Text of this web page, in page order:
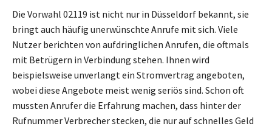
Die Vorwahl 02119 ist nicht nur in Düsseldorf bekannt, sie
bringt auch häufig unerwünschte Anrufe mit sich. Viele
Nutzer berichten von aufdringlichen Anrufen, die oftmals
mit Betrügern in Verbindung stehen. Ihnen wird
beispielsweise unverlangt ein Stromvertrag angeboten,
wobei diese Angebote meist wenig seriös sind. Schon oft
mussten Anrufer die Erfahrung machen, dass hinter der
Rufnummer Verbrecher stecken, die nur auf schnelles Geld